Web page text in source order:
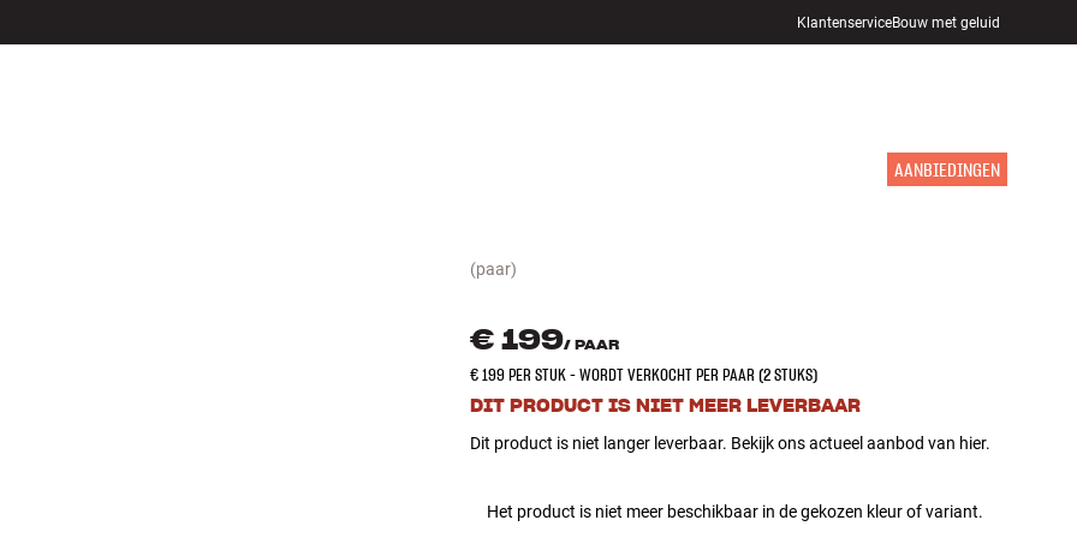
KlantenserviceBouw met geluid
AANBIEDINGEN
(paar)
€ 199/ PAAR
€ 199 PER STUK - WORDT VERKOCHT PER PAAR (2 STUKS)
DIT PRODUCT IS NIET MEER LEVERBAAR
Dit product is niet langer leverbaar. Bekijk ons actueel aanbod van hier.
Het product is niet meer beschikbaar in de gekozen kleur of variant.